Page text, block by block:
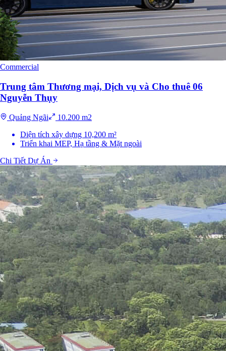
Commercial
Trung tâm Thương mại, Dịch vụ và Cho thuê 06
Nguyễn Thụy
Quảng Ngãi
10.200 m2
Diện tích xây dựng 10,200 m²
Triển khai MEP, Hạ tầng & Mặt ngoài
Chi Tiết Dự Án